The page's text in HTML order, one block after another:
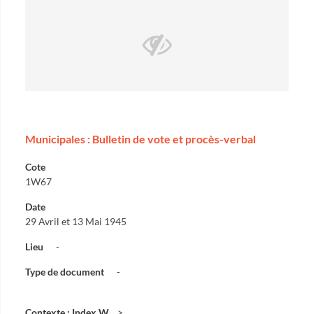
Municipales : Bulletin de vote et procès-verbal
Cote
1W67
Date
29 Avril et 13 Mai 1945
Lieu -
Type de document -